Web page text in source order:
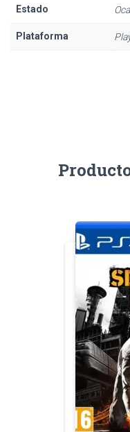
Estado
Plataforma